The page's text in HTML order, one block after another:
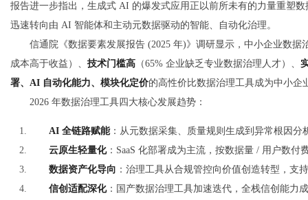
报告进一步指出，生成式 AI 的爆发式应用正以前所未有的力量重塑
迅速转向由 AI 智能体和主动元数据驱动的智能、自动化治理。
信通院《数据要素发展报告 (2025 年)》调研显示，中小企业数据
成本高于收益）、 技术门槛高 （65% 企业缺乏专业数据治理人才）、
署、AI 自动化能力、模块化定价的高性价比数据治理工具成为中小企
2026 年数据治理工具四大核心发展趋势：
AI 全链路赋能：从元数据采集、质量规则生成到异常根因
云原生轻量化：SaaS 化部署成为主流，按数据量 / 用户数付
数据资产化导向 ：治理工具从合规管控向价值创造转型，支
信创适配深化：国产数据治理工具加速迭代，全栈信创能力